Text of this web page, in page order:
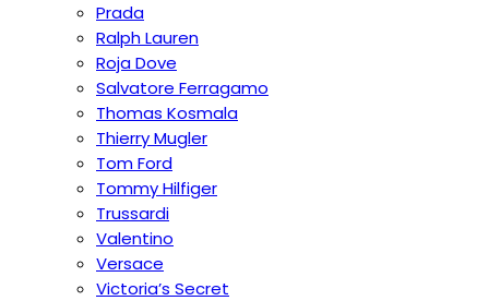
Prada
Ralph Lauren
Roja Dove
Salvatore Ferragamo
Thomas Kosmala
Thierry Mugler
Tom Ford
Tommy Hilfiger
Trussardi
Valentino
Versace
Victoria’s Secret